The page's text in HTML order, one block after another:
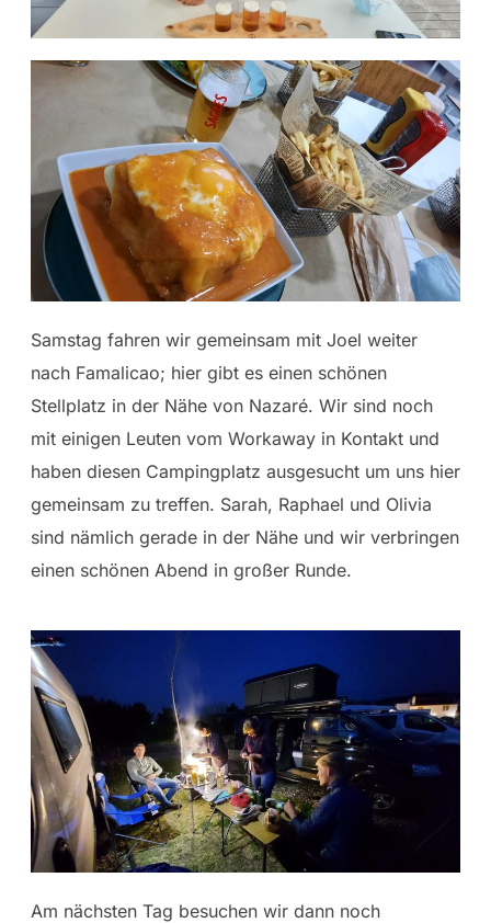
Samstag fahren wir gemeinsam mit Joel weiter
nach Famalicao; hier gibt es einen schönen
Stellplatz in der Nähe von Nazaré. Wir sind noch
mit einigen Leuten vom Workaway in Kontakt und
haben diesen Campingplatz ausgesucht um uns hier
gemeinsam zu treffen. Sarah, Raphael und Olivia
sind nämlich gerade in der Nähe und wir verbringen
einen schönen Abend in großer Runde.
Am nächsten Tag besuchen wir dann noch